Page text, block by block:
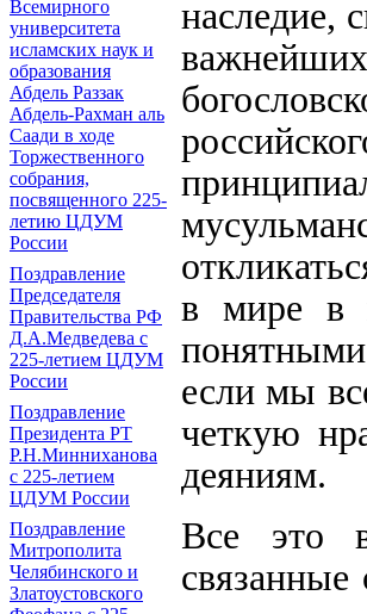
Всемирного
университета
исламских наук и
образования
Абдель Раззак
Абдель-Рахман аль
Саади в ходе
Торжественного
собрания,
посвященного 225-
летию ЦДУМ
России
Поздравление
Председателя
Правительства РФ
Д.А.Медведева с
225-летием ЦДУМ
России
Поздравление
Президента РТ
Р.Н.Минниханова
с 225-летием
ЦДУМ России
Поздравление
Митрополита
Челябинского и
Златоустовского
наследие,
важнейших
в мире в
если мы
четкую
деяниям.
Все это